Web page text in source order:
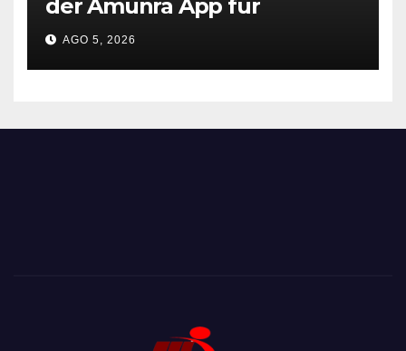
der Amunra App für
grenzenlose Kreativität
AGO 5, 2026